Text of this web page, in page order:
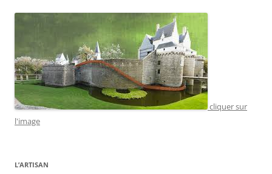
cliquer sur
l'image
L’ARTISAN